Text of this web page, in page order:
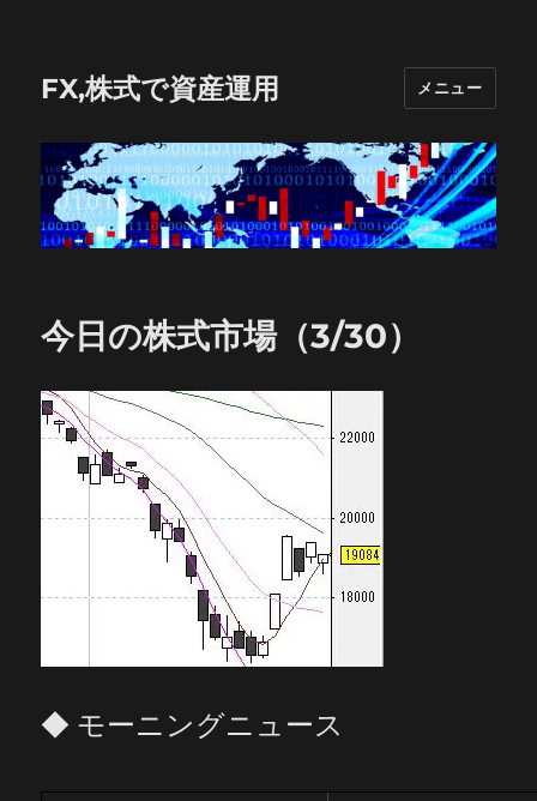
FX,株式で資産運用 メニュー
今日の株式市場（3/30）
◆ モーニングニュース